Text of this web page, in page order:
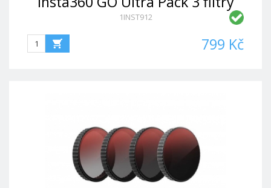
(CPL+ND16+1/4 Black Mist)
1INST912
799 Kč